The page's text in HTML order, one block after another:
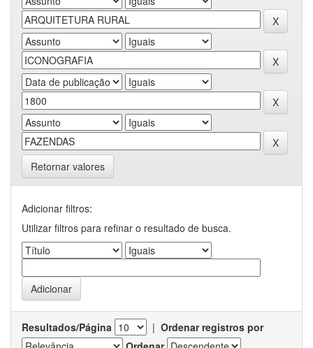
Retornar valores
Adicionar filtros:
Utilizar filtros para refinar o resultado de busca.
Resultados/Página | Ordenar registros por